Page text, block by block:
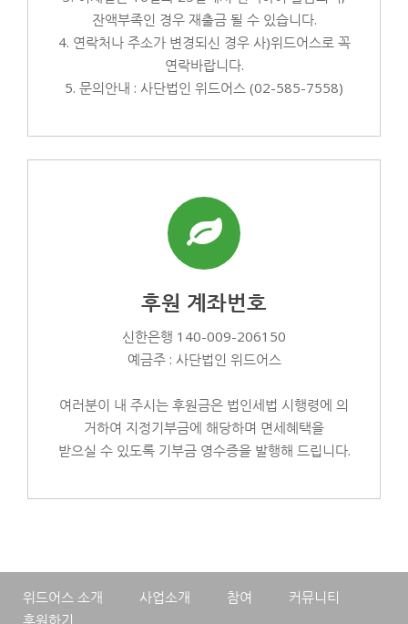
잔액부족인 경우 재출금 될 수 있습니다.
4. 연락처나 주소가 변경되신 경우 사)위드어스로 꼭
연락바랍니다.
5. 문의안내 : 사단법인 위드어스 (02-585-7558)
후원 계좌번호
신한은행 140-009-206150
예금주 : 사단법인 위드어스
여러분이 내 주시는 후원금은 법인세법 시행령에 의
거하여 지정기부금에 해당하며 면세혜택을
받으실 수 있도록 기부금 영수증을 발행해 드립니다.
위드어스 소개 사업소개 참여
커뮤니티
후원하기